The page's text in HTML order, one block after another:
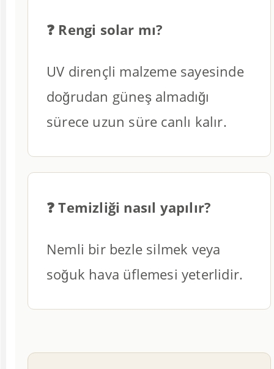
❓ Rengi solar mı?
UV dirençli malzeme sayesinde
doğrudan güneş almadığı
sürece uzun süre canlı kalır.
❓ Temizliği nasıl yapılır?
Nemli bir bezle silmek veya
soğuk hava üflemesi yeterlidir.